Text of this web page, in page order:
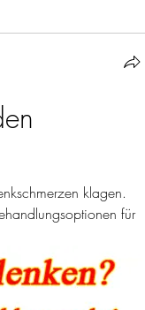
klagen.
für